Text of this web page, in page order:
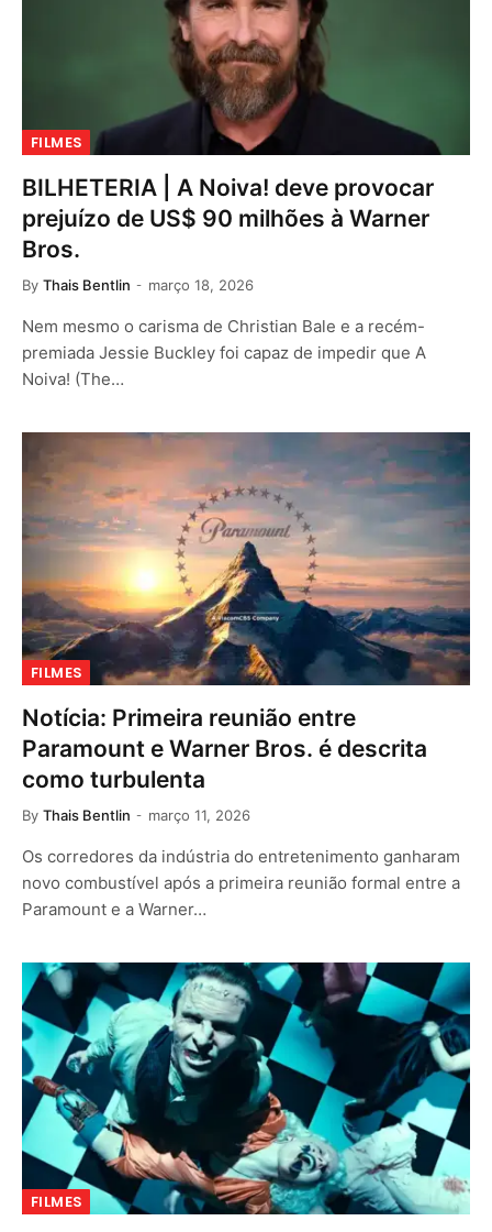
FILMES
BILHETERIA | A Noiva! deve provocar
prejuízo de US$ 90 milhões à Warner
Bros.
By Thais Bentlin março 18, 2026
Nem mesmo o carisma de Christian Bale e a recém-
premiada Jessie Buckley foi capaz de impedir que A
Noiva! (The…
FILMES
Notícia: Primeira reunião entre
Paramount e Warner Bros. é descrita
como turbulenta
By Thais Bentlin março 11, 2026
Os corredores da indústria do entretenimento ganharam
novo combustível após a primeira reunião formal entre a
Paramount e a Warner…
FILMES